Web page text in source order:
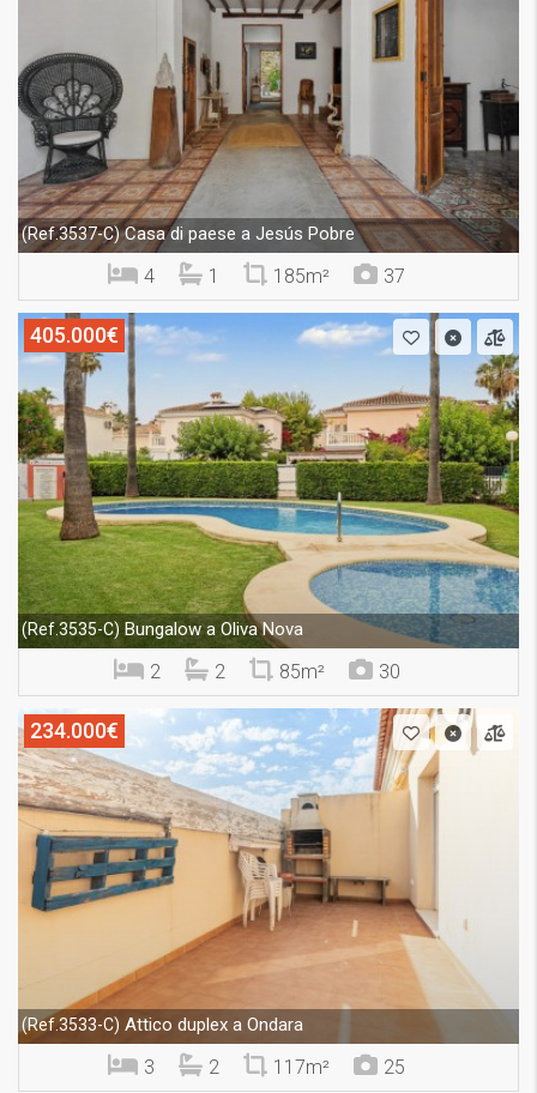
(Ref.3537-C)Casa di paese a Jesús Pobre
4 1 185m² 37
405.000€
(Ref.3535-C) Bungalow a Oliva Nova
2 2 85m² 30
234.000€
(Ref.3533-C) Attico duplex a Ondara
3 2 117m² 25